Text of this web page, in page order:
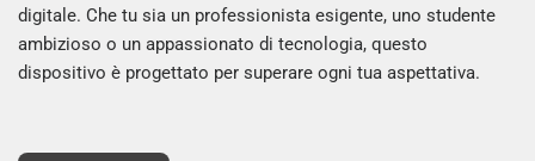
digitale. Che tu sia un professionista esigente, uno studente
ambizioso o un appassionato di tecnologia, questo
dispositivo è progettato per superare ogni tua aspettativa.